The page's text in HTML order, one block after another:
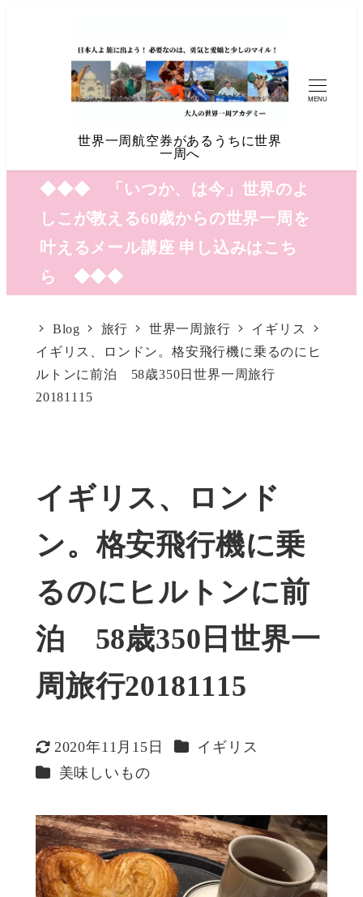
世界一周航空券があるうちに世界
一周へ
MENU
◆◆◆ 「いつか、は今」世界のよ
しこが教える60歳からの世界一周を
叶えるメール講座 申し込みはこち
ら ◆◆◆
Blog 旅行 世界一周旅行
イギリス
イギリス、ロンドン。格安飛行機に乗るのにヒ
ルトンに前泊 58歳350日世界一周旅行
20181115
イギリス、ロンド
ン。格安飛行機に乗
るのにヒルトンに前
泊 58歳350日世界一
周旅行20181115
更新日
2020年11月15日 カテゴリー
イギリス
カテゴリー
美味しいもの